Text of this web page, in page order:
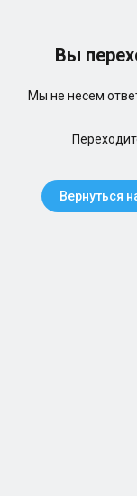
Вы
Мы не несем
Вернуться